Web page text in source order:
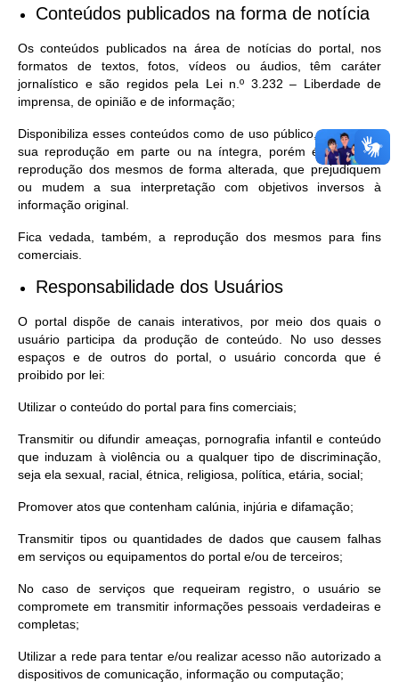
Conteúdos publicados na forma de notícia
Os conteúdos publicados na área de notícias do portal, nos
formatos de textos, fotos, vídeos ou áudios, têm caráter
jornalístico e são regidos pela Lei n.º 3.232 – Liberdade de
imprensa, de opinião e de informação;
Disponibiliza esses conteúdos como de uso público, permitindo
sua reprodução em parte ou na íntegra, porém é vedada a
reprodução dos mesmos de forma alterada, que prejudiquem
ou mudem a sua interpretação com objetivos inversos à
informação original.
Fica vedada, também, a reprodução dos mesmos para fins
comerciais.
Responsabilidade dos Usuários
O portal dispõe de canais interativos, por meio dos quais o
usuário participa da produção de conteúdo. No uso desses
espaços e de outros do portal, o usuário concorda que é
proibido por lei:
Utilizar o conteúdo do portal para fins comerciais;
Transmitir ou difundir ameaças, pornografia infantil e conteúdo
que induzam à violência ou a qualquer tipo de discriminação,
seja ela sexual, racial, étnica, religiosa, política, etária, social;
Promover atos que contenham calúnia, injúria e difamação;
Transmitir tipos ou quantidades de dados que causem falhas
em serviços ou equipamentos do portal e/ou de terceiros;
No caso de serviços que requeiram registro, o usuário se
compromete em transmitir informações pessoais verdadeiras e
completas;
Utilizar a rede para tentar e/ou realizar acesso não autorizado a
dispositivos de comunicação, informação ou computação;